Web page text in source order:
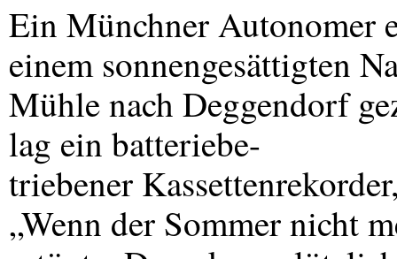
Ein Münchner Autonomer
einem sonnengesättigten
Mühle nach Deggendorf
lag ein batteriebe-
triebener
„Wenn der Sommer nicht